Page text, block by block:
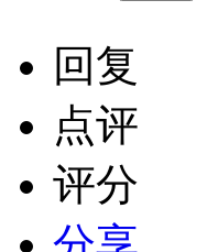
回复
点评
评分